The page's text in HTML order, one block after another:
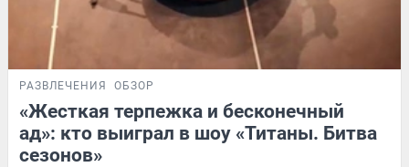
РАЗВЛЕЧЕНИЯ ОБЗОР
«Жесткая терпежка и бесконечный
ад»: кто выиграл в шоу «Титаны. Битва
сезонов»